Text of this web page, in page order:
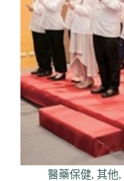
醫藥保健, 其他,